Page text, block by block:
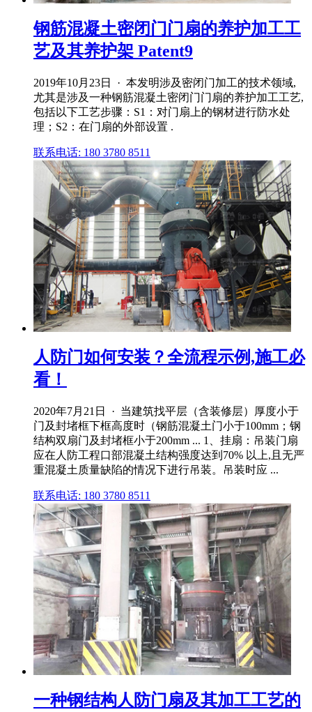
钢筋混凝土密闭门门扇的养护加工工
艺及其养护架 Patent9
2019年10月23日 · 本发明涉及密闭门加工的技术领域,
尤其是涉及一种钢筋混凝土密闭门门扇的养护加工工艺,
包括以下工艺步骤：S1：对门扇上的钢材进行防水处
理；S2：在门扇的外部设置 .
联系电话: 180 3780 8511
人防门如何安装？全流程示例,施工必
看！
2020年7月21日 · 当建筑找平层（含装修层）厚度小于
门及封堵框下框高度时（钢筋混凝土门小于100mm；钢
结构双扇门及封堵框小于200mm ... 1、挂扇：吊装门扇
应在人防工程口部混凝土结构强度达到70% 以上,且无严
重混凝土质量缺陷的情况下进行吊装。吊装时应 ...
联系电话: 180 3780 8511
一种钢结构人防门扇及其加工工艺的